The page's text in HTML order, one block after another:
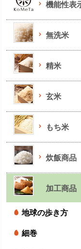
機能性表
無洗米
精米
玄米
もち米
炊飯商品
加工商品
地球の歩き方
細巻